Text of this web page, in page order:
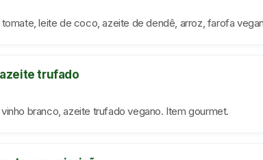
leite de coco, azeite de dendê, arroz, farofa
trufado
branco, azeite trufado vegano. Item gourmet.